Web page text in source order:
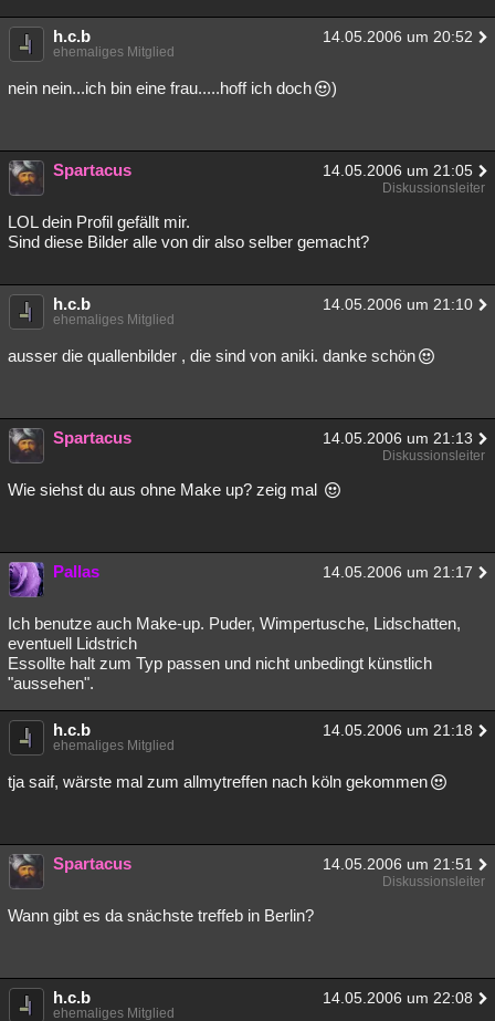
h.c.b 14.05.2006 um 20:52
ehemaliges Mitglied
nein nein...ich bin eine frau.....hoff ich doch )
Spartacus 14.05.2006 um 21:05
Diskussionsleiter
LOL dein Profil gefällt mir.
Sind diese Bilder alle von dir also selber gemacht?
h.c.b 14.05.2006 um 21:10
ehemaliges Mitglied
ausser die quallenbilder , die sind von aniki. danke schön
Spartacus 14.05.2006 um 21:13
Diskussionsleiter
Wie siehst du aus ohne Make up? zeig mal
Pallas 14.05.2006 um 21:17
Ich benutze auch Make-up. Puder, Wimpertusche, Lidschatten,
eventuell Lidstrich
Essollte halt zum Typ passen und nicht unbedingt künstlich
"aussehen".
h.c.b 14.05.2006 um 21:18
ehemaliges Mitglied
tja saif, wärste mal zum allmytreffen nach köln gekommen
Spartacus 14.05.2006 um 21:51
Diskussionsleiter
Wann gibt es da snächste treffeb in Berlin?
h.c.b 14.05.2006 um 22:08
ehemaliges Mitglied